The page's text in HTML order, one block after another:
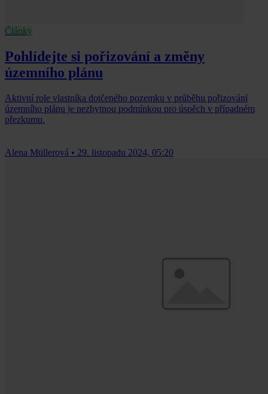
Články
Pohlídejte si pořizování a změny
územního plánu
Aktivní role vlastníka dotčeného pozemku v průběhu pořizování
územního plánu je nezbytnou podmínkou pro úspěch v případném
přezkumu.
Alena Müllerová • 29. listopadu 2024, 05:20